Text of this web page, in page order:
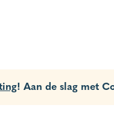
! Aan de slag met